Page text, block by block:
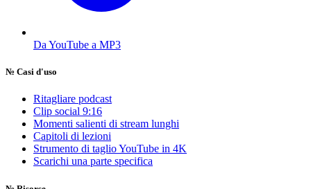
Da YouTube a MP3
№ Casi d'uso
Ritagliare podcast
Clip social 9:16
Momenti salienti di stream lunghi
Capitoli di lezioni
Strumento di taglio YouTube in 4K
Scarichi una parte specifica